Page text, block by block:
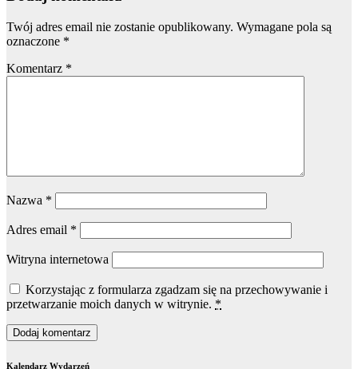
Twój adres email nie zostanie opublikowany. Wymagane pola są
oznaczone *
Komentarz *
Nazwa *
Adres email *
Witryna internetowa
Korzystając z formularza zgadzam się na przechowywanie i
przetwarzanie moich danych w witrynie. *
Kalendarz Wydarzeń